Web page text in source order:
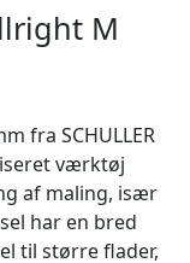
M
fra SCHULLER
værktøj
af maling, især
har en bred
til større flader,